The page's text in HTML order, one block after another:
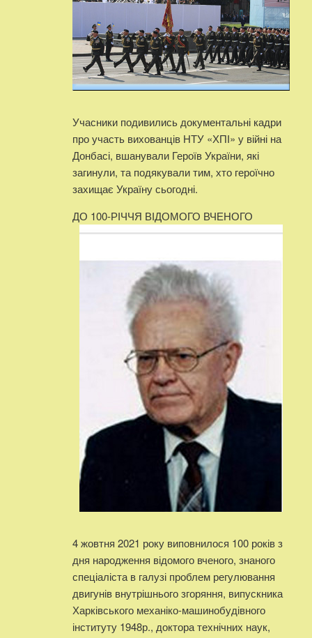
Учасники подивились документальні кадри
про участь вихованців НТУ «ХПІ» у війні на
Донбасі, вшанували Героїв України, які
загинули, та подякували тим, хто героїчно
захищає Україну сьогодні.
ДО 100-РІЧЧЯ ВІДОМОГО ВЧЕНОГО
4 жовтня 2021 року виповнилося 100 років з
дня народження відомого вченого, знаного
спеціаліста в галузі проблем регулювання
двигунів внутрішнього згоряння, випускника
Харківського механіко-машинобудівного
інституту 1948р., доктора технічних наук,